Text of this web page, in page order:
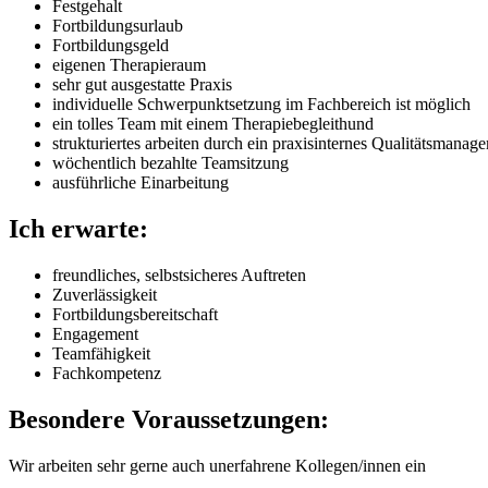
Festgehalt
Fortbildungsurlaub
Fortbildungsgeld
eigenen Therapieraum
sehr gut ausgestatte Praxis
individuelle Schwerpunktsetzung im Fachbereich ist möglich
ein tolles Team mit einem Therapiebegleithund
strukturiertes arbeiten durch ein praxisinternes
wöchentlich bezahlte Teamsitzung
ausführliche Einarbeitung
Ich erwarte:
freundliches, selbstsicheres Auftreten
Zuverlässigkeit
Fortbildungsbereitschaft
Engagement
Teamfähigkeit
Fachkompetenz
Besondere Voraussetzungen:
Wir arbeiten sehr gerne auch unerfahrene Kollegen/innen ein